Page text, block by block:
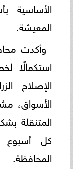
الأساسية
المعيشة.
وأكدت
استكمالًا
الإصلاح
الأسواق،
المتنقلة
كل أسبوع
المحافظة.